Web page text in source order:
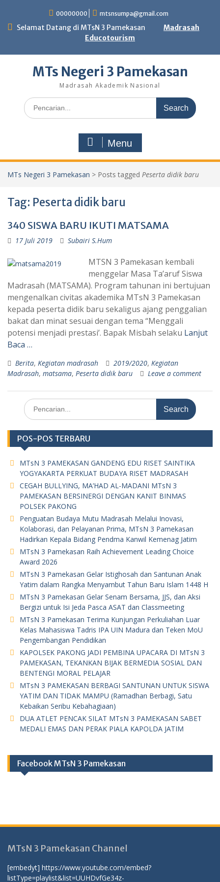
content
00000000 mtsnsumpa@gmail.com
Selamat Datang di MTsN 3 Pamekasan
Madrasah
Educotourism
MTs Negeri 3 Pamekasan
Madrasah Akademik Nasional
Search
for:
Menu
MTs Negeri 3 Pamekasan > Posts tagged Peserta didik baru
Tag: Peserta didik baru
340 SISWA BARU IKUTI MATSAMA
17 Juli 2019 Subairi S.Hum
MTSN 3 Pamekasan kembali
menggelar Masa Ta’aruf Siswa
Madrasah (MATSAMA). Program tahunan ini bertujuan
mengenalkan civitas akademika MTsN 3 Pamekasan
kepada peserta didik baru sekaligus ajang penggalian
bakat dan minat sesuai dengan tema “Menggali
potensi menjadi prestasi’. Bapak Misbah selaku Lanjut
Baca …
Berita, Kegiatan madrasah 2019/2020, Kegiatan
Madrasah, matsama, Peserta didik baru Leave a comment
Search
for:
POS-POS TERBARU
MTsN 3 PAMEKASAN GANDENG EDU RISET SAINTIKA
YOGYAKARTA PERKUAT BUDAYA RISET MADRASAH
CEGAH BULLYING, MA’HAD AL-MADANI MTsN 3
PAMEKASAN BERSINERGI DENGAN KANIT BINMAS
POLSEK PAKONG
Penguatan Budaya Mutu Madrasah Melalui Inovasi,
Kolaborasi, dan Pelayanan Prima, MTsN 3 Pamekasan
Hadirkan Kepala Bidang Pendma Kanwil Kemenag Jatim
MTsN 3 Pamekasan Raih Achievement Leading Choice
Award 2026
MTsN 3 Pamekasan Gelar Istighosah dan Santunan Anak
Yatim dalam Rangka Menyambut Tahun Baru Islam 1448 H
MTsN 3 Pamekasan Gelar Senam Bersama, JJS, dan Aksi
Bergizi untuk Isi Jeda Pasca ASAT dan Classmeeting
MTsN 3 Pamekasan Terima Kunjungan Perkuliahan Luar
Kelas Mahasiswa Tadris IPA UIN Madura dan Teken MoU
Pengembangan Pendidikan
KAPOLSEK PAKONG JADI PEMBINA UPACARA DI MTsN 3
PAMEKASAN, TEKANKAN BIJAK BERMEDIA SOSIAL DAN
BENTENGI MORAL PELAJAR
MTsN 3 PAMEKASAN BERBAGI SANTUNAN UNTUK SISWA
YATIM DAN TIDAK MAMPU (Ramadhan Berbagi, Satu
Kebaikan Seribu Kebahagiaan)
DUA ATLET PENCAK SILAT MTsN 3 PAMEKASAN SABET
MEDALI EMAS DAN PERAK PIALA KAPOLDA JATIM
Facebook MTsN 3 Pamekasan
MTsN 3 Pamekasan Channel
[embedyt] https://www.youtube.com/embed?
listType=playlist&list=UUHDvfGe34z-